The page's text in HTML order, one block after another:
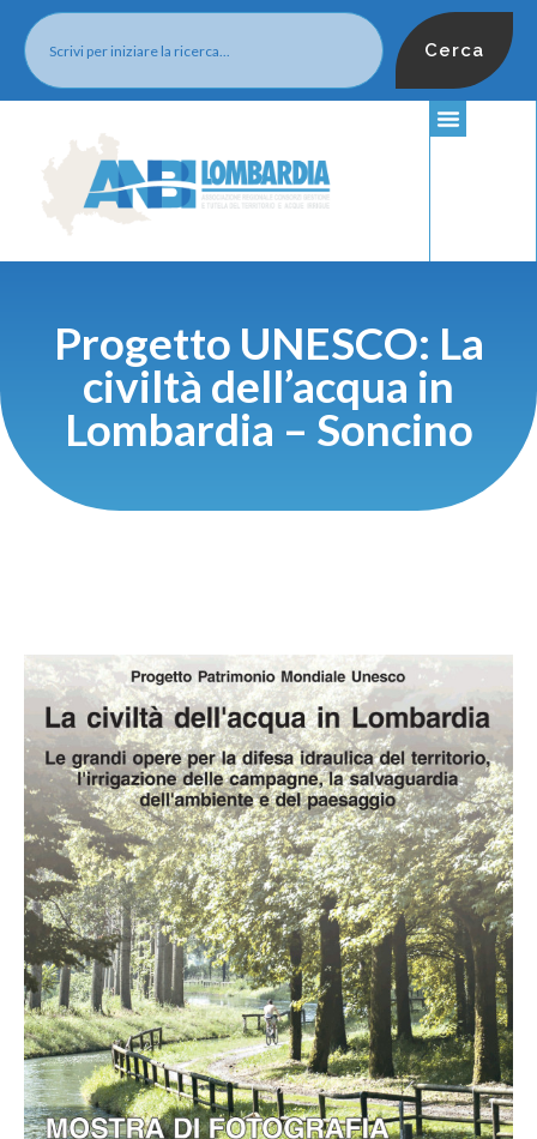
Cerca
Progetto UNESCO: La
civiltà dell’acqua in
Lombardia – Soncino